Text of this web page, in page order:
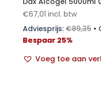
€67,01 incl. btw
Adviesprijs:€89,35•
Bespaar 25%
Voeg toe aan